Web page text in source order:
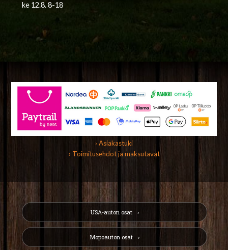
ke 12.8. 8-18
› Asiakastuki
› Toimitusehdot ja maksutavat
USA-auton osat
Mopoauton osat